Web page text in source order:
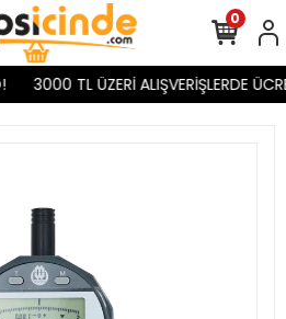
3000 TL ÜZERİ ALIŞVERİŞLERDE
0